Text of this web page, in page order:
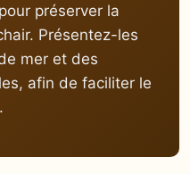
préserver la
Présentez-les
mer et des
afin de faciliter le